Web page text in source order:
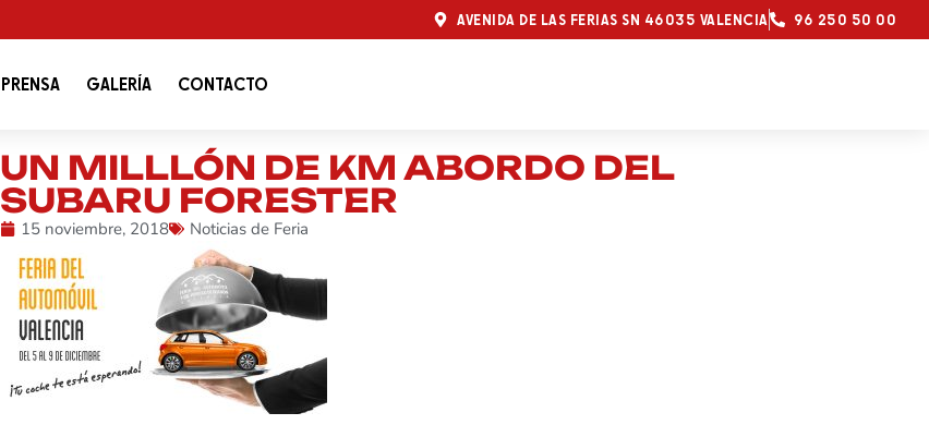
AVENIDA DE LAS FERIAS SN 46035 VALENCIA 96 250 50 00
PRENSA GALERÍA CONTACTO
UN MILLLÓN DE KM ABORDO DEL
SUBARU FORESTER
15 noviembre, 2018 Noticias de Feria